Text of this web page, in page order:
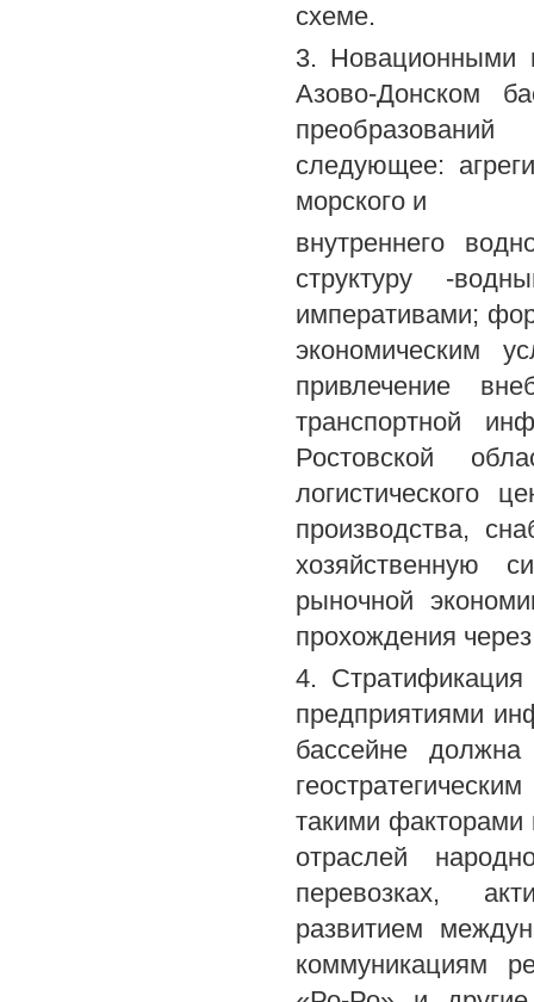
схеме.
3. Новационными
Азово-Донском
следующее:
морского и
внутреннего
структуру -
императивами;
экономическим
привлечение
транспортной
Ростовской
логистического
производства,
хозяйственную
рыночной
прохождения
4. Стратификация
предприятиями
бассейне должна
такими факторами
отраслей
перевозках,
развитием
коммуникациям